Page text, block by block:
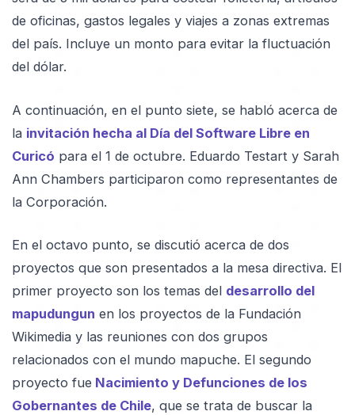
de oficinas, gastos legales y viajes a zonas extremas
del país. Incluye un monto para evitar la fluctuación
del dólar.
A continuación, en el punto siete, se habló acerca de
la invitación hecha al Día del Software Libre en
Curicó para el 1 de octubre. Eduardo Testart y Sarah
Ann Chambers participaron como representantes de
la Corporación.
En el octavo punto, se discutió acerca de dos
proyectos que son presentados a la mesa directiva. El
primer proyecto son los temas del desarrollo del
mapudungun en los proyectos de la Fundación
Wikimedia y las reuniones con dos grupos
relacionados con el mundo mapuche. El segundo
proyecto fue Nacimiento y Defunciones de los
Gobernantes de Chile, que se trata de buscar la